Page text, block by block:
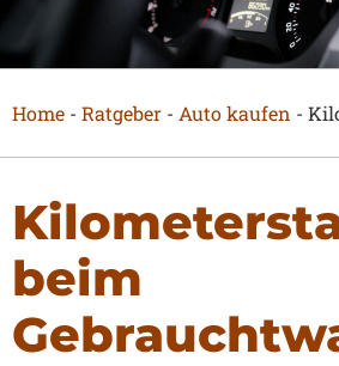
Home - Ratgeber - Auto kaufen -
beim